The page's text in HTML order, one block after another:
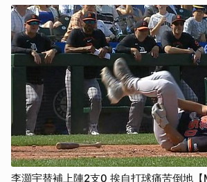
李灝宇替補上陣2支0 挨自打球痛苦倒地